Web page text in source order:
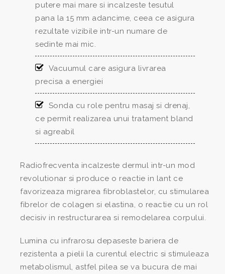
putere mai mare si incalzeste tesutul
pana la 15 mm adancime, ceea ce asigura
rezultate vizibile intr-un numare de
sedinte mai mic.
Vacuumul care asigura livrarea
precisa a energiei
Sonda cu role pentru masaj si drenaj,
ce permit realizarea unui tratament bland
si agreabil
Radiofrecventa incalzeste dermul intr-un mod
revolutionar si produce o reactie in lant ce
favorizeaza migrarea fibroblastelor, cu stimularea
fibrelor de colagen si elastina, o reactie cu un rol
decisiv in restructurarea si remodelarea corpului.
Lumina cu infrarosu depaseste bariera de
rezistenta a pielii la curentul electric si stimuleaza
metabolismul, astfel pilea se va bucura de mai